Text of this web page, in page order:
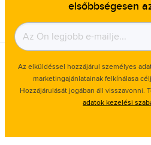
elsőbbségesen
Az elküldéssel hozzájárul személyes
marketingajánlatainak felkínálasa
Hozzájárulását jogában áll visszavonni.
adatok kezelési